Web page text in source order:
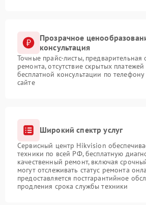
Прозрачное
консультация
Точные прайс-листы, предварительная
ремонта, отсутствие скрытых
бесплатной консультации по
сайте
Широкий спектр услуг
Сервисный центр Hikvision
техники по всей РФ, бесплатную
качественный ремонт, включая
могут отслеживать статус ремонта
предоставляется постгарантийное
продления срока службы техники